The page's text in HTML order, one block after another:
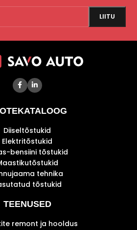
Diiseltõstukid
Elektritõstukid
bensiini tõstukid
tehnika
tõstukid
TEENUSED
remont ja hooldus